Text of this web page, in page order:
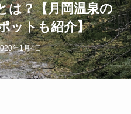
は？【月岡温泉の
ットも紹介】
年1月4日